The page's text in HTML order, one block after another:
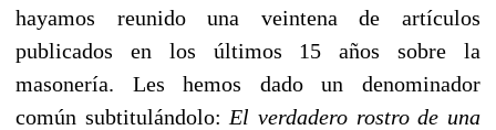
hayamos reunido una veintena de artículos
publicados en los últimos 15 años sobre la
masonería. Les hemos dado un denominador
común subtitulándolo: El verdadero rostro de una